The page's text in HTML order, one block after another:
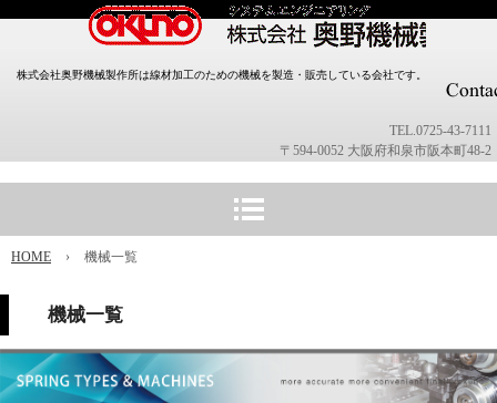
株式会社奥野機械製作所は線材加工のための機械を製造・販売している会社です。
TEL.0725-43-7111
〒594-0052 大阪府和泉市阪本町48-2
HOME › 機械一覧
機械一覧